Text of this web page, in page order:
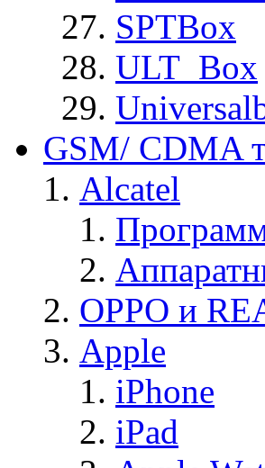
SPTBox
ULT_Box
GSM/ CDMA
Alcatel
OPPO и
Apple
iPhone
iPad